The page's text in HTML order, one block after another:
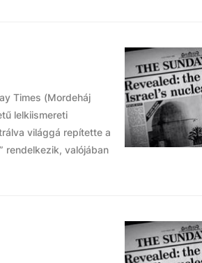
Times (Mordeháj
lelkiismereti
világgá repítette a
rendelkezik, valójában